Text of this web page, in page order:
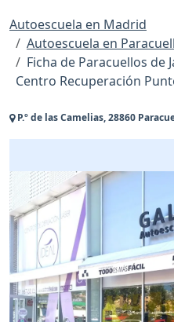
Autoescuela en Madrid
Autoescuela en
Ficha de Paracuellos de
Centro Recuperación
P.º de las Camelias, 28860